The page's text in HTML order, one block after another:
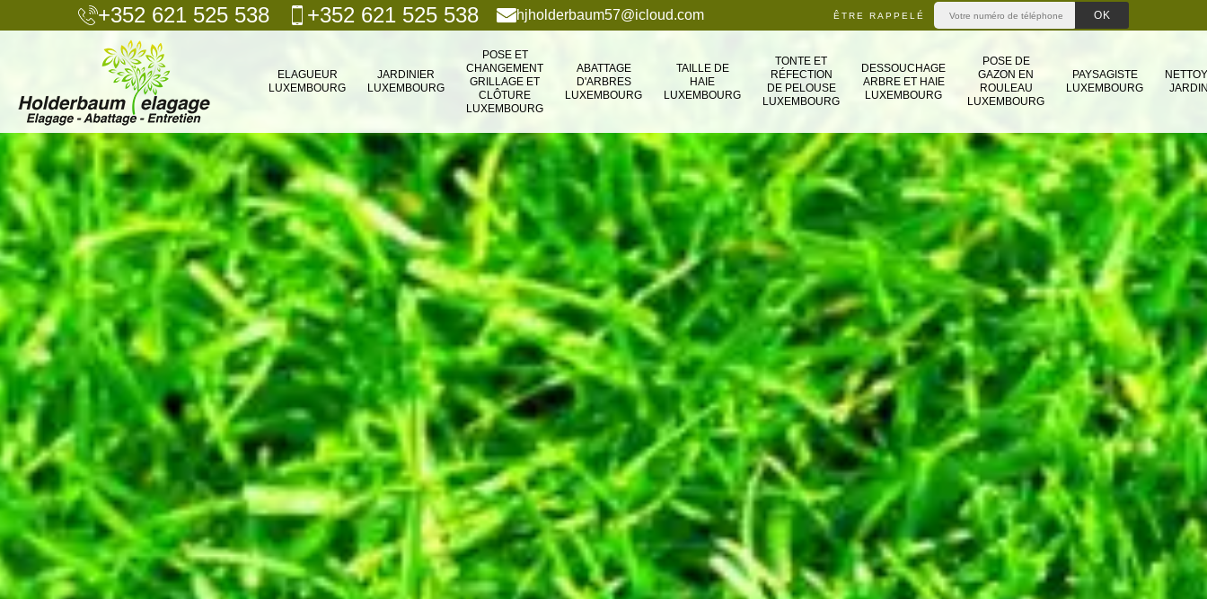
+352 621 525 538 +352 621 525 538 hjholderbaum57@icloud.com ÊTRE RAPPELÉ
ELAGUEUR
LUXEMBOURG
JARDINIER
LUXEMBOURG
POSE ET
CHANGEMENT
GRILLAGE ET
CLÔTURE
LUXEMBOURG
ABATTAGE
D'ARBRES
LUXEMBOURG
TAILLE DE
HAIE
LUXEMBOURG
TONTE ET
RÉFECTION
DE PELOUSE
LUXEMBOURG
DESSOUCHAGE
ARBRE ET HAIE
LUXEMBOURG
POSE DE
GAZON EN
ROULEAU
LUXEMBOURG
PAYSAGISTE
LUXEMBOURG